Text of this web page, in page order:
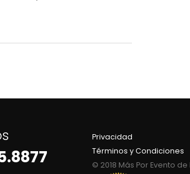
Privacidad
Términos y Condiciones
© 2018 Más Por Evento